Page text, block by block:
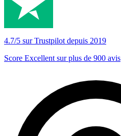
4.7/5 sur Trustpilot depuis 2019
Score Excellent sur plus de 900 avis